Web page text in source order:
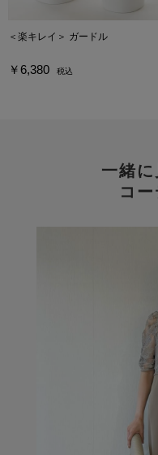
＜楽キレイ＞ ガードル
￥6,380 税込
一緒
コ